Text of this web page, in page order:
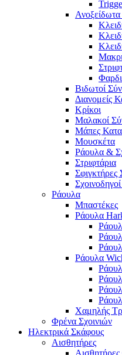
Βιδωτοί
Διανομείς
Κρίκοι
Μαλακοί
Μάπες
Μουσκέτα
Ράουλα &
Στριφτάρια
Σφιγκτήρες
Ράουλα
Μπαστέκες
Ράουλα
Ράουλα
Χαμηλής
Φρένα Σχοινιών
Ηλεκτρικά Σκάφους
Αισθητήρες